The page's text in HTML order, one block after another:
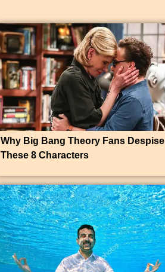
Why Big Bang Theory Fans Despise
These 8 Characters